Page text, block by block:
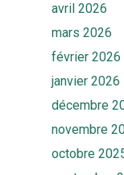
avril 2026
mars 2026
février 2026
janvier 2026
décembre
novembre
octobre